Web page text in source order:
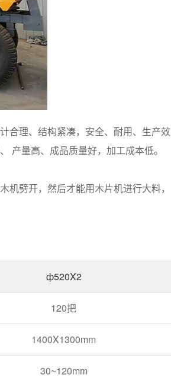
合理、结构紧凑，安全、耐用、生产效
产量高、成品质量好，加工成本低。
劈开，然后才能用木片机进行大料，
ф520X2
120把
1400X1300mm
30~120mm